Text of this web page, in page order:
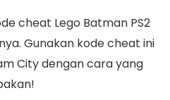
cheat Lego Batman PS2
Gunakan kode cheat ini
City dengan cara yang